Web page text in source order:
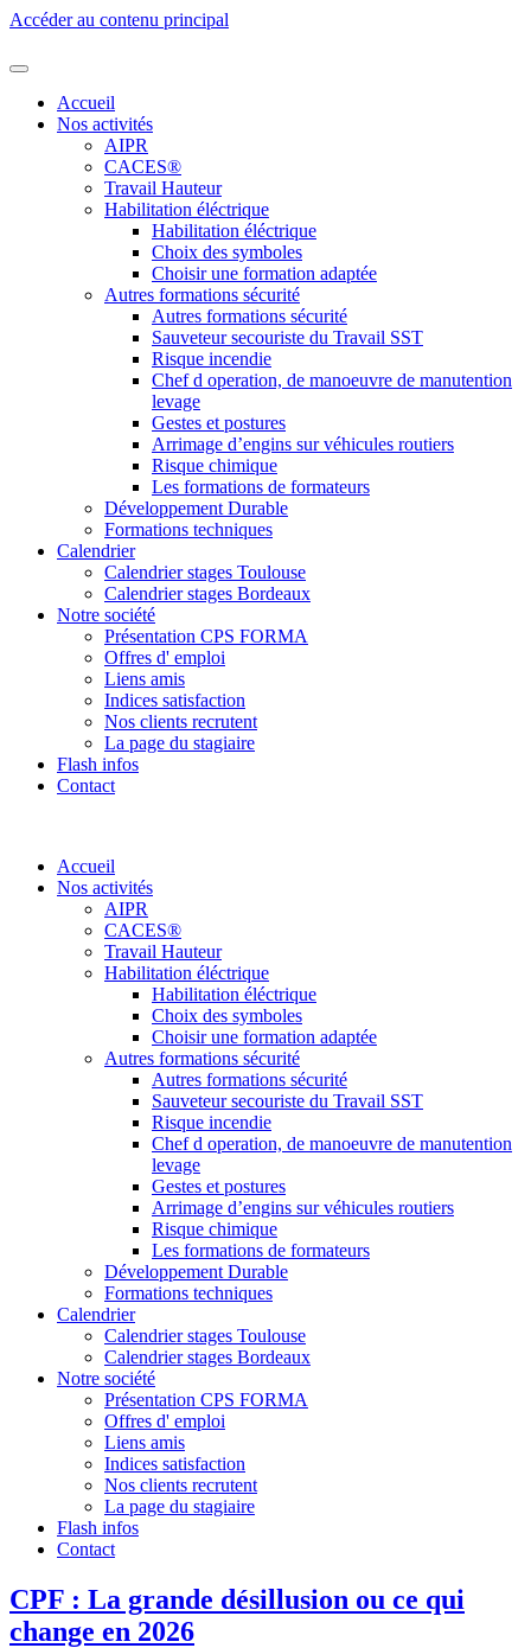
Accéder au contenu principal
Accueil
Nos activités
AIPR
CACES®
Travail Hauteur
Habilitation éléctrique
Habilitation éléctrique
Choix des symboles
Choisir une formation adaptée
Autres formations sécurité
Autres formations sécurité
Sauveteur secouriste du Travail SST
Risque incendie
Chef d operation, de manoeuvre de manutention
levage
Gestes et postures
Arrimage d’engins sur véhicules routiers
Risque chimique
Les formations de formateurs
Développement Durable
Formations techniques
Calendrier
Calendrier stages Toulouse
Calendrier stages Bordeaux
Notre société
Présentation CPS FORMA
Offres d' emploi
Liens amis
Indices satisfaction
Nos clients recrutent
La page du stagiaire
Flash infos
Contact
Accueil
Nos activités
AIPR
CACES®
Travail Hauteur
Habilitation éléctrique
Habilitation éléctrique
Choix des symboles
Choisir une formation adaptée
Autres formations sécurité
Autres formations sécurité
Sauveteur secouriste du Travail SST
Risque incendie
Chef d operation, de manoeuvre de manutention
levage
Gestes et postures
Arrimage d’engins sur véhicules routiers
Risque chimique
Les formations de formateurs
Développement Durable
Formations techniques
Calendrier
Calendrier stages Toulouse
Calendrier stages Bordeaux
Notre société
Présentation CPS FORMA
Offres d' emploi
Liens amis
Indices satisfaction
Nos clients recrutent
La page du stagiaire
Flash infos
Contact
CPF : La grande désillusion ou ce qui
change en 2026